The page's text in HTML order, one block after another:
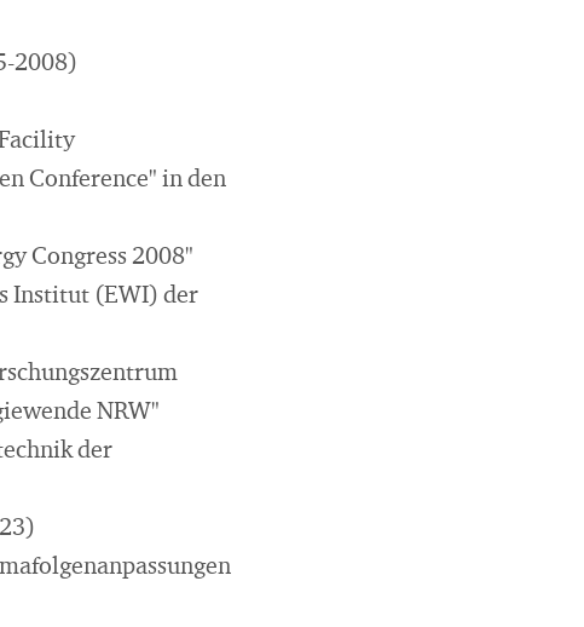
2008)
Conference" in den
Congress 2008"
Institut (EWI) der
NRW"
der